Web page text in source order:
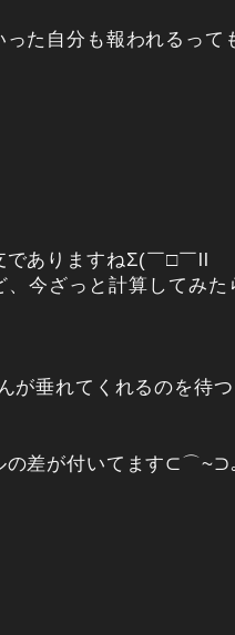
た自分も報われるって
でありますねΣ(￣□￣ll
今ざっと計算してみた
が垂れてくれるのを待つ
の差が付いてます